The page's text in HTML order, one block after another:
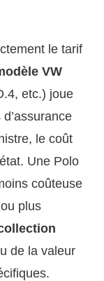
le tarif
VW
etc.) joue
le coût
Une Polo
coûteuse
plus
de la valeur